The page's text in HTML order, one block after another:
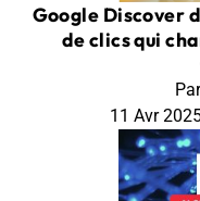
Google Discover
de clics qui
11 Avr